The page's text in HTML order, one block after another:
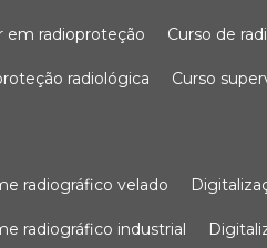
em radioproteção curso de
radiológica curso
radiográfico velado
radiográfico industrial